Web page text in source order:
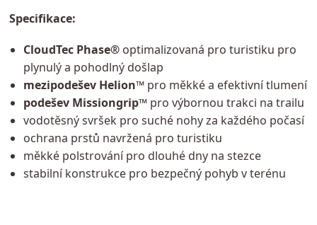
Specifikace:
CloudTec Phase®optimalizovaná pro turistiku pro
plynulý a pohodlný došlap
mezipodešev Helion™pro měkké a efektivní tlumení
podešev Missiongrip™ pro výbornou trakci na trailu
vodotěsný svršek pro suché nohy za každého počasí
ochrana prstů navržená pro turistiku
měkké polstrování pro dlouhé dny na stezce
stabilní konstrukce pro bezpečný pohyb v terénu